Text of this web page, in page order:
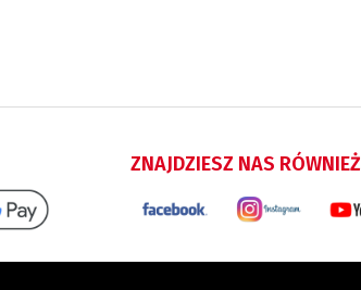
ZNAJDZIESZ NAS RÓWNIEŻ